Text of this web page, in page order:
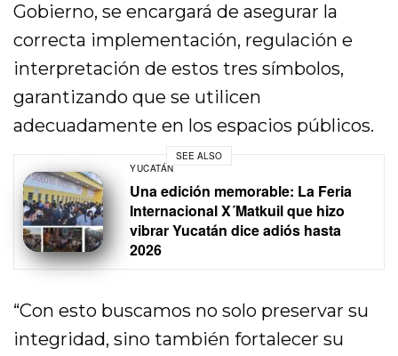
Gobierno, se encargará de asegurar la
correcta implementación, regulación e
interpretación de estos tres símbolos,
garantizando que se utilicen
adecuadamente en los espacios públicos.
SEE ALSO
YUCATÁN
Una edición memorable: La Feria
Internacional X´Matkuil que hizo
vibrar Yucatán dice adiós hasta
2026
“Con esto buscamos no solo preservar su
integridad, sino también fortalecer su